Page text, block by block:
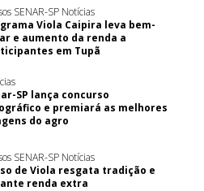
SENAR-SP Notícias
Viola Caipira leva bem-
e aumento da renda a
em Tupã
SP lança concurso
e premiará as melhores
do agro
SENAR-SP Notícias
de Viola resgata tradição e
renda extra